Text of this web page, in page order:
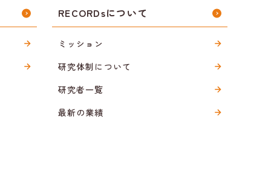
RECORDsについて
ミッション
研究体制について
研究者一覧
最新の業績